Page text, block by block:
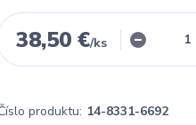
38,50 €/ks
produktu: 14-8331-6692